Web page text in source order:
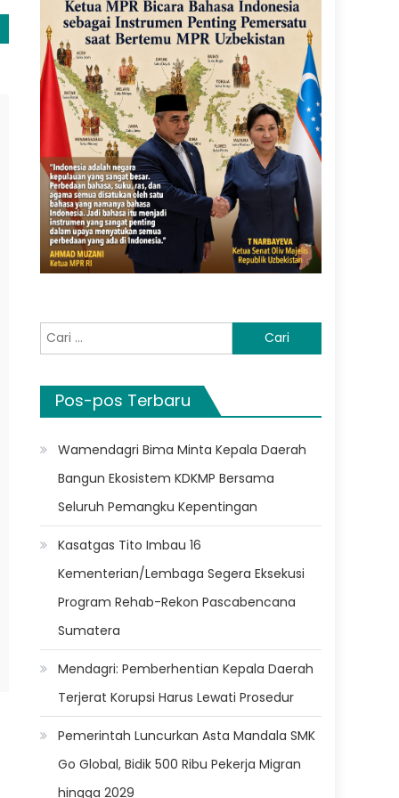
Cari
untuk:
Pos-pos Terbaru
Wamendagri Bima Minta Kepala Daerah
Bangun Ekosistem KDKMP Bersama
Seluruh Pemangku Kepentingan
Kasatgas Tito Imbau 16
Kementerian/Lembaga Segera Eksekusi
Program Rehab-Rekon Pascabencana
Sumatera
Mendagri: Pemberhentian Kepala Daerah
Terjerat Korupsi Harus Lewati Prosedur
Pemerintah Luncurkan Asta Mandala SMK
Go Global, Bidik 500 Ribu Pekerja Migran
hingga 2029